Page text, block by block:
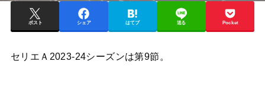
ポスト シェア はてブ 送る Pocket
セリエＡ2023-24シーズンは第9節。